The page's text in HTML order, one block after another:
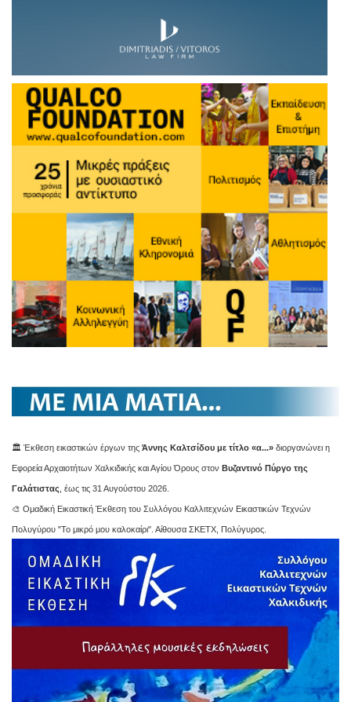
🏛️ Έκθεση εικαστικών έργων της Άννης Καλτσίδου με τίτλο «α...» διοργανώνει η
Εφορεία Αρχαιοτήτων Χαλκιδικής και Αγίου Όρους στον Βυζαντινό Πύργο της
Γαλάτιστας , έως τις 31 Αυγούστου 2026.
🎨 Ομαδική Εικαστική Έκθεση του Συλλόγου Καλλιτεχνών Εικαστικών Τεχνών
Πολυγύρου "Το μικρό μου καλοκαίρι". Αίθουσα ΣΚΕΤΧ, Πολύγυρος.